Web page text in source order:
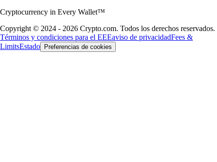
Cryptocurrency in Every Wallet™
Copyright © 2024 - 2026 Crypto.com. Todos los derechos reservados.
Términos y condiciones para el EEEaviso de privacidadFees &
LimitsEstado Preferencias de cookies